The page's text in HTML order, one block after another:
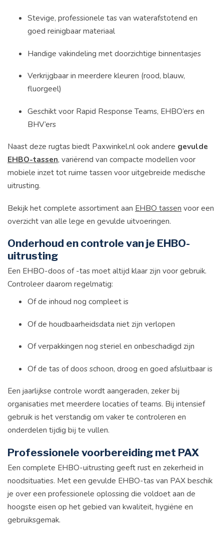
Stevige, professionele tas van waterafstotend en
goed reinigbaar materiaal
Handige vakindeling met doorzichtige binnentasjes
Verkrijgbaar in meerdere kleuren (rood, blauw,
fluorgeel)
Geschikt voor Rapid Response Teams, EHBO’ers en
BHV’ers
Naast deze rugtas biedt Paxwinkel.nl ook andere gevulde
EHBO-tassen, variërend van compacte modellen voor
mobiele inzet tot ruime tassen voor uitgebreide medische
uitrusting.
Bekijk het complete assortiment aan EHBO tassen voor een
overzicht van alle lege en gevulde uitvoeringen.
Onderhoud en controle van je EHBO-
uitrusting
Een EHBO-doos of -tas moet altijd klaar zijn voor gebruik.
Controleer daarom regelmatig:
Of de inhoud nog compleet is
Of de houdbaarheidsdata niet zijn verlopen
Of verpakkingen nog steriel en onbeschadigd zijn
Of de tas of doos schoon, droog en goed afsluitbaar is
Een jaarlijkse controle wordt aangeraden, zeker bij
organisaties met meerdere locaties of teams. Bij intensief
gebruik is het verstandig om vaker te controleren en
onderdelen tijdig bij te vullen.
Professionele voorbereiding met PAX
Een complete EHBO-uitrusting geeft rust en zekerheid in
noodsituaties. Met een gevulde EHBO-tas van PAX beschik
je over een professionele oplossing die voldoet aan de
hoogste eisen op het gebied van kwaliteit, hygiëne en
gebruiksgemak.